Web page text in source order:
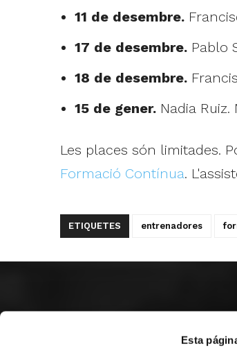
Esta
11 de desembre.
17 de desembre.Pablo
18 de desembre.
15 de gener.Nadia Ruiz.
Les places són limitades.
Formació Contínua.
ETIQUETES entrenadores